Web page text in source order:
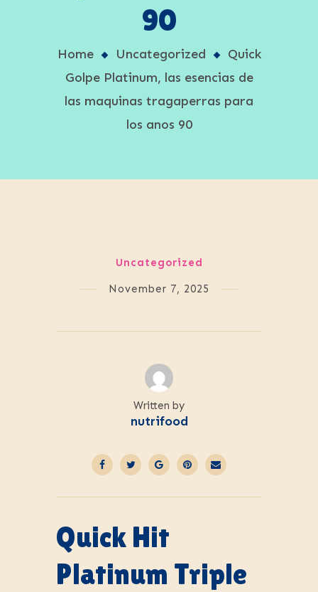
90
Home Uncategorized
Quick
Golpe Platinum, las esencias de
las maquinas tragaperras para
los anos 90
Uncategorized
November 7, 2025
Written by
nutrifood
Quick Hit
Platinum Triple